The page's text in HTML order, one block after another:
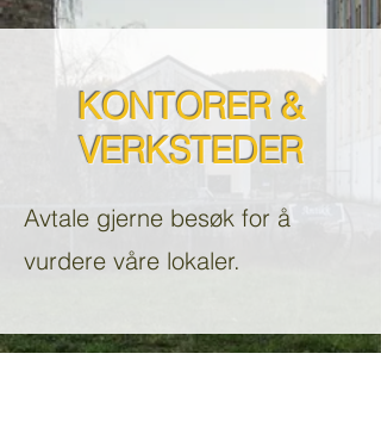
KONTORER &
VERKSTEDER
Avtale gjerne besøk for å
vurdere våre lokaler.